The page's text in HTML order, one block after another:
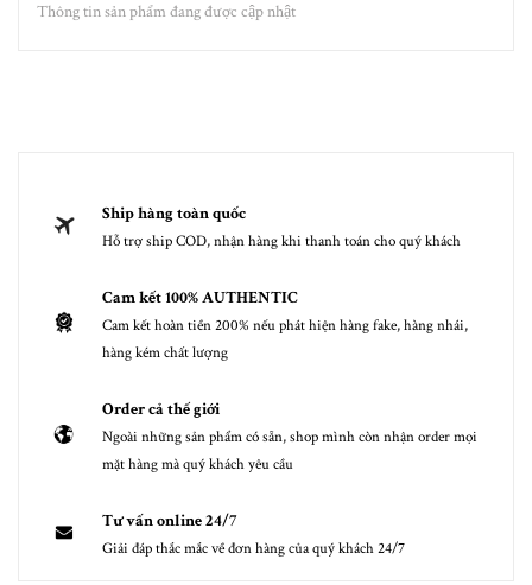
Thông tin sản phẩm đang được cập nhật
Ship hàng toàn quốc
Hỗ trợ ship COD, nhận hàng khi thanh toán cho quý khách
Cam kết 100% AUTHENTIC
Cam kết hoàn tiền 200% nếu phát hiện hàng fake, hàng nhái,
hàng kém chất lượng
Order cả thế giới
Ngoài những sản phẩm có sẵn, shop mình còn nhận order mọi
mặt hàng mà quý khách yêu cầu
Tư vấn online 24/7
Giải đáp thắc mắc về đơn hàng của quý khách 24/7